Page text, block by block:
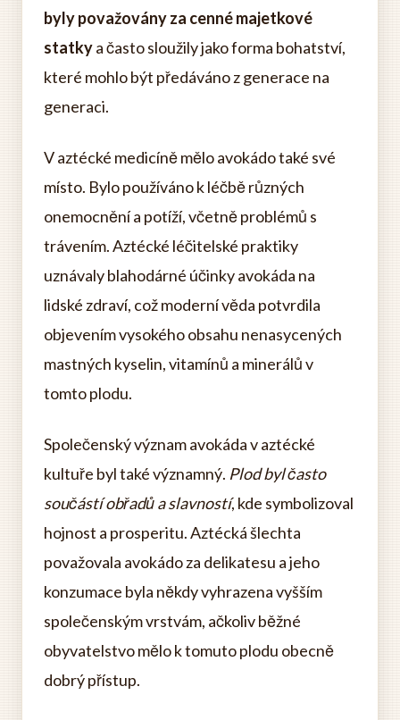
byly považovány za cenné majetkové
statkya často sloužily jako forma bohatství,
které mohlo být předáváno z generace na
generaci.
V aztécké medicíně mělo avokádo také své
místo. Bylo používáno k léčbě různých
onemocnění a potíží, včetně problémů s
trávením. Aztécké léčitelské praktiky
uznávaly blahodárné účinky avokáda na
lidské zdraví, což moderní věda potvrdila
objevením vysokého obsahu nenasycených
mastných kyselin, vitamínů a minerálů v
tomto plodu.
Společenský význam avokáda v aztécké
kultuře byl také významný. Plod byl často
součástí obřadů a slavností, kde symbolizoval
hojnost a prosperitu. Aztécká šlechta
považovala avokádo za delikatesu a jeho
konzumace byla někdy vyhrazena vyšším
společenským vrstvám, ačkoliv běžné
obyvatelstvo mělo k tomuto plodu obecně
dobrý přístup.